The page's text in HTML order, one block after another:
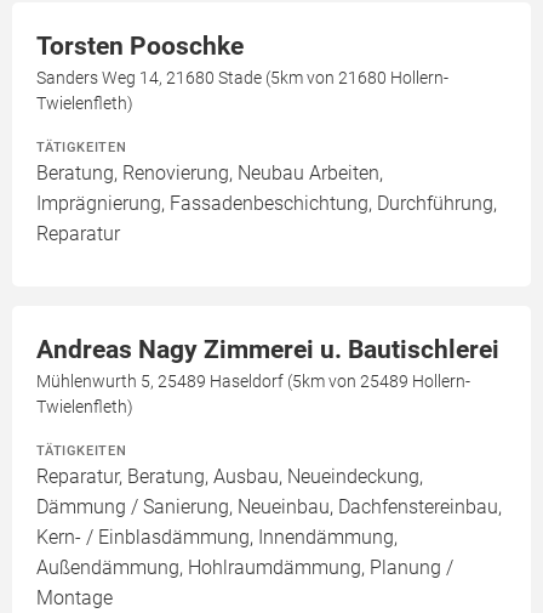
Torsten Pooschke
Sanders Weg 14, 21680 Stade (5km von 21680 Hollern-
Twielenfleth)
TÄTIGKEITEN
Beratung, Renovierung, Neubau Arbeiten,
Imprägnierung, Fassadenbeschichtung, Durchführung,
Reparatur
Andreas Nagy Zimmerei u. Bautischlerei
Mühlenwurth 5, 25489 Haseldorf (5km von 25489 Hollern-
Twielenfleth)
TÄTIGKEITEN
Reparatur, Beratung, Ausbau, Neueindeckung,
Dämmung / Sanierung, Neueinbau, Dachfenstereinbau,
Kern- / Einblasdämmung, Innendämmung,
Außendämmung, Hohlraumdämmung, Planung /
Montage